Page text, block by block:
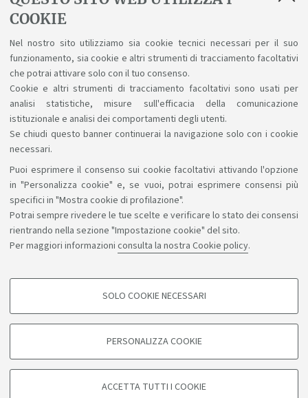
COOKIE
Nel nostro sito utilizziamo sia cookie tecnici necessari per il suo
funzionamento, sia cookie e altri strumenti di tracciamento facoltativi
che potrai attivare solo con il tuo consenso.
Cookie e altri strumenti di tracciamento facoltativi sono usati per
analisi statistiche, misure sull'efficacia della comunicazione
istituzionale e analisi dei comportamenti degli utenti.
Se chiudi questo banner continuerai la navigazione solo con i cookie
necessari.
Puoi esprimere il consenso sui cookie facoltativi attivando l'opzione
in "Personalizza cookie" e, se vuoi, potrai esprimere consensi più
specifici in "Mostra cookie di profilazione".
Potrai sempre rivedere le tue scelte e verificare lo stato dei consensi
rientrando nella sezione "Impostazione cookie" del sito.
Per maggiori informazioni consulta la nostra Cookie policy.
COOKIE DI PROFILAZIONE - FACOLTATIVI
degli utenti, creare profili in base al loro comportamento sul sito, per analisi
di marketing.
SOLO COOKIE NECESSARI
PERSONALIZZA COOKIE
ACCETTA TUTTI I COOKIE
- Ing. Federico Ravaldi (ICONSULTING)
- Ing. Gabriele Zannoni (ASEM)
- Prof. Anna Ciampolini (Commissione AQ UNIBO)
- Prof. Stefano Mattoccia (UNIBO)
Sosteniamo il diritto alla conoscenza
Seguici su:
Bologna - Via Zamboni, 33 - 40126 Bologna - PI: 01131710376 -
CF: 80007010376
Note legali Informazioni sul sito e accessibilità